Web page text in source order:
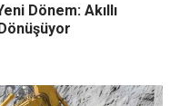
Dönem: Akıllı